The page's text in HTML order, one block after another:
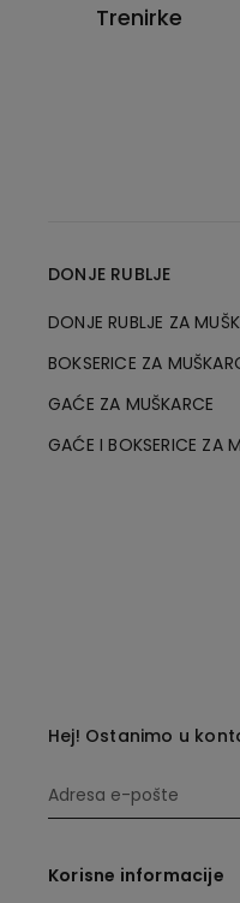
Trenirke
DONJE RUBLJE
DONJE RUBLJE ZA
BOKSERICE ZA
GAĆE ZA MUŠKARCE
Hej! Ostanimo u
Korisne informacije